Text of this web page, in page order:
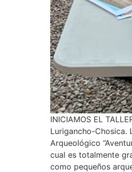
INICIAMOS EL
Lurigancho-Chosica.
Arqueológico
cual es totalmente
como pequeños